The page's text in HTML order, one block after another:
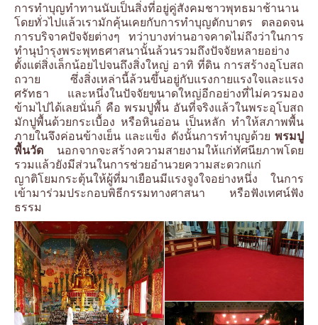
การทำบุญทำทานนับเป็นสิ่งที่อยู่คู่สังคมชาวพุทธมาช้านาน
โดยทั่วไปแล้วเรามักคุ้นเคยกับการทำบุญตักบาตร ตลอดจน
การบริจาคปัจจัยต่างๆ ทว่าบางท่านอาจคาดไม่ถึงว่าในการ
ทำนุบำรุงพระพุทธศาสนานั้นล้วนรวมถึงปัจจัยหลายอย่าง
ตั้งแต่สิ่งเล็กน้อยไปจนถึงสิ่งใหญ่ อาทิ ที่ดิน การสร้างอุโบสถ
ถวาย ซึ่งสิ่งเหล่านี้ล้วนขึ้นอยู่กับแรงกายแรงใจและแรง
ศรัทธา และหนึ่งในปัจจัยขนาดใหญ่อีกอย่างที่ไม่ควรมอง
ข้ามไปได้เลยนั่นก็ คือ พรมปูพื้น อันที่จริงแล้วในพระอุโบสถ
มักปูพื้นด้วยกระเบื้อง หรือหินอ่อน เป็นหลัก ทำให้สภาพพื้น
ภายในจึงค่อนข้างเย็น และแข็ง ดังนั้นการทำบุญด้วย พรมปู
พื้นวัด นอกจากจะสร้างความสายงามให้แก่ทัศนียภาพโดย
รวมแล้วยังมีส่วนในการช่วยอำนวยความสะดวกแก่
ญาติโยมกระตุ้นให้ผู้ที่มาเยือนมีแรงจูงใจอย่างหนึ่ง ในการ
เข้ามาร่วมประกอบพิธีกรรมทางศาสนา หรือฟังเทศน์ฟัง
ธรรม